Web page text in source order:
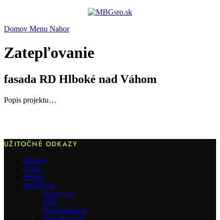
Domov Menu Nahor
Zatepľovanie
fasada RD Hlboké nad Váhom
Popis projektu…
UŽITOČNÉ ODKAZY
Domov
O nás
Služby
Realizácie
Stavby na
kľúč
Rekonštrukcie
Zatepľovanie